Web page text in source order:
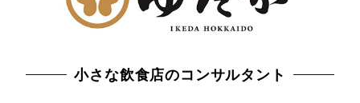
小さな飲食店のコンサルタント